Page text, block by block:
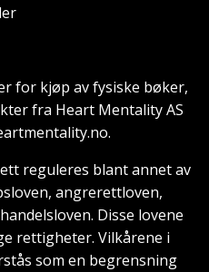
for kjøp av fysiske bøker,
fra Heart Mentality AS
.
reguleres blant annet av
angrerettloven,
Disse lovene
rettigheter. Vilkårene i
som en begrensning